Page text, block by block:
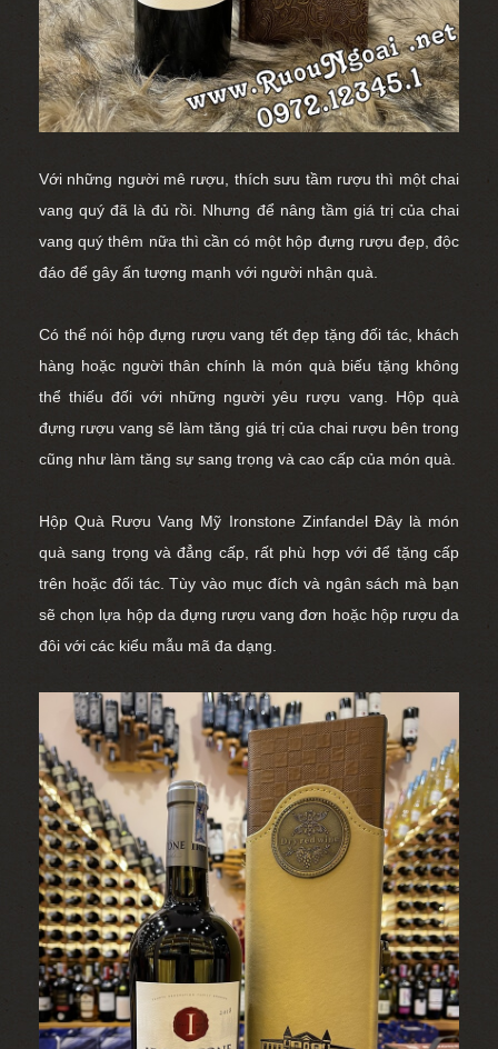
Với những người mê rượu, thích sưu tầm rượu thì một chai
vang quý đã là đủ rồi. Nhưng để nâng tầm giá trị của chai
vang quý thêm nữa thì cần có một hộp đựng rượu đẹp, độc
đáo để gây ấn tượng mạnh với người nhận quà.
Có thể nói hộp đựng rượu vang tết đẹp tặng đối tác, khách
hàng hoặc người thân chính là món quà biếu tặng không
thể thiếu đối với những người yêu rượu vang. Hộp quà
đựng rượu vang sẽ làm tăng giá trị của chai rượu bên trong
cũng như làm tăng sự sang trọng và cao cấp của món quà.
Hộp Quà Rượu Vang Mỹ Ironstone ZinfandelĐây là món
quà sang trọng và đẳng cấp, rất phù hợp với để tặng cấp
trên hoặc đối tác. Tùy vào mục đích và ngân sách mà bạn
sẽ chọn lựa hộp da đựng rượu vang đơn hoặc hộp rượu da
đôi với các kiểu mẫu mã đa dạng.